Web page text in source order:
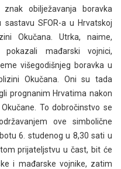
obilježavanja boravka
SFOR-a u Hrvatskoj
Okučana. Utrka, naime,
mađarski vojnici,
višegodišnjeg boravka u
Okučana. Oni su tada
prognanim Hrvatima nakon
To dobročinstvo se
ove simbolične
6. studenog u 8,30 sati u
prijateljstvu u čast, bit će
i mađarske vojnike, zatim